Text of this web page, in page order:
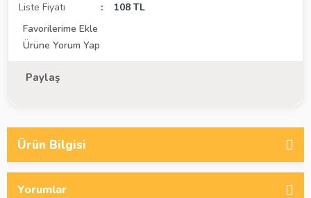
Liste Fiyatı
108 TL
Ürüne Yorum Yap
Paylaş
Ürün Bilgisi
Yorumlar